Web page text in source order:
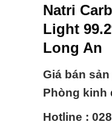
Natri
Light
Long An
Giá bán
Phòng kinh
Hotline :